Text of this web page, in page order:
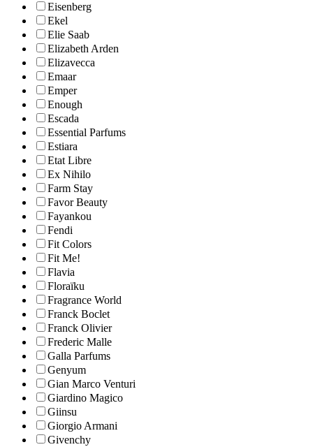
Eisenberg
Ekel
Elie Saab
Elizabeth Arden
Elizavecca
Emaar
Emper
Enough
Escada
Essential Parfums
Estiara
Etat Libre
Ex Nihilo
Farm Stay
Favor Beauty
Fayankou
Fendi
Fit Colors
Fit Me!
Flavia
Floraïku
Fragrance World
Franck Boclet
Franck Olivier
Frederic Malle
Galla Parfums
Genyum
Gian Marco Venturi
Giardino Magico
Giinsu
Giorgio Armani
Givenchy